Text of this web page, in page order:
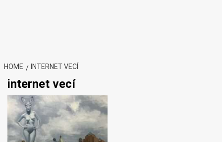
HOME INTERNET VECÍ
internet vecí